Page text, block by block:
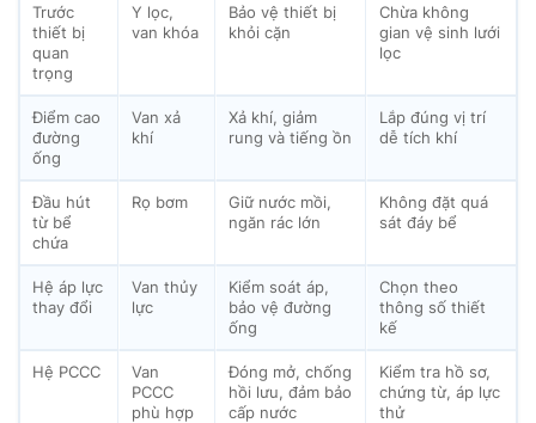
Trước
thiết bị
quan
trọng
Y lọc,
van khóa
Bảo vệ thiết bị
khỏi cặn
Chừa không
gian vệ sinh lưới
lọc
Điểm cao
đường
ống
Van xả
khí
Xả khí, giảm
rung và tiếng ồn
Lắp đúng vị trí
dễ tích khí
Đầu hút
từ bể
chứa
Rọ bơm
Giữ nước mồi,
ngăn rác lớn
Không đặt quá
sát đáy bể
Hệ áp lực
thay đổi
Van thủy
lực
Kiểm soát áp,
bảo vệ đường
ống
Chọn theo
thông số thiết
kế
Hệ PCCC
Van
PCCC
phù hợp
Đóng mở, chống
hồi lưu, đảm bảo
cấp nước
Kiểm tra hồ sơ,
chứng từ, áp lực
thử